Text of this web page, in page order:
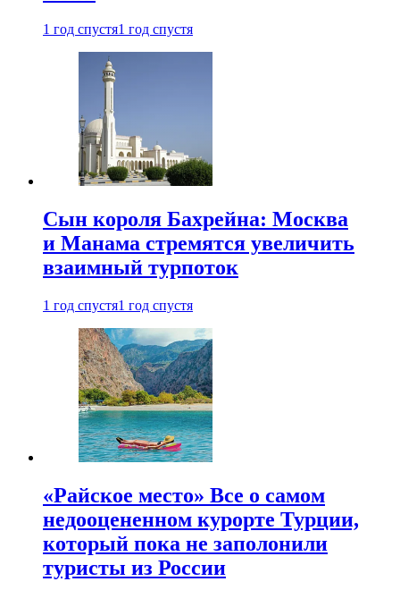
1 год спустя1 год спустя
Сын короля Бахрейна: Москва
и Манама стремятся увеличить
взаимный турпоток
1 год спустя1 год спустя
«Райское место» Все о самом
недооцененном курорте Турции,
который пока не заполонили
туристы из России